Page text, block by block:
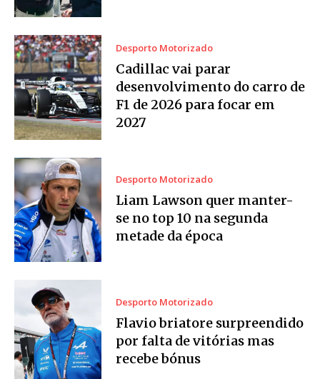
Desporto Motorizado
Cadillac vai parar
desenvolvimento do carro de
F1 de 2026 para focar em
2027
Desporto Motorizado
Liam Lawson quer manter-
se no top 10 na segunda
metade da época
Desporto Motorizado
Flavio briatore surpreendido
por falta de vitórias mas
recebe bónus